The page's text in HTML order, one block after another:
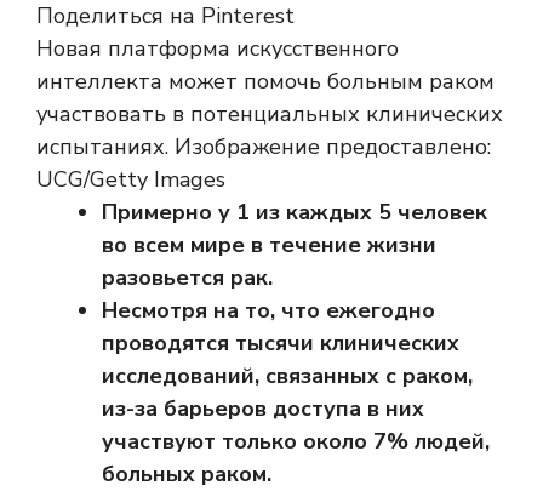
Поделиться на Pinterest
Новая платформа искусственного
интеллекта может помочь больным раком
участвовать в потенциальных клинических
испытаниях. Изображение предоставлено:
UCG/Getty Images
Примерно у 1 из каждых 5 человек
во всем мире в течение жизни
разовьется рак.
Несмотря на то, что ежегодно
проводятся тысячи клинических
исследований, связанных с раком,
из-за барьеров доступа в них
участвуют только около 7% людей,
больных раком.